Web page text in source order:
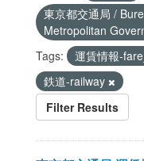
東京都交通局 /
Metropolitan
Tags:
運賃情報-
鉄道-railway
Filter Results